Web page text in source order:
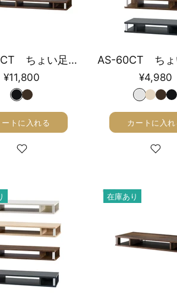
AS-125CT ちょい足しラック 幅125cm
¥11,800
ートに入れる
¥4,980
カートに入れ
在庫あり